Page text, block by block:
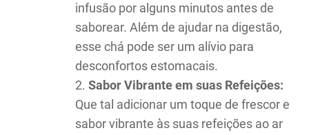
infusão por alguns minutos antes de
saborear. Além de ajudar na digestão,
esse chá pode ser um alívio para
desconfortos estomacais.
Sabor Vibrante em suas Refeições:
Que tal adicionar um toque de frescor e
sabor vibrante às suas refeições ao ar